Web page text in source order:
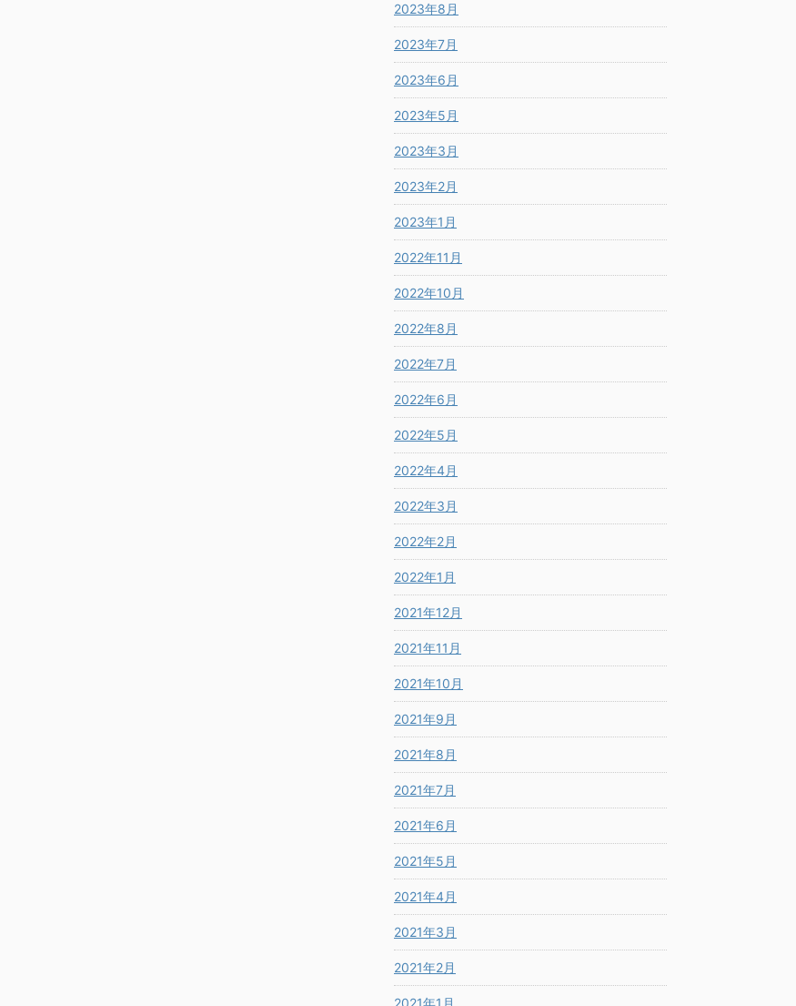
2023年8月
2023年7月
2023年6月
2023年5月
2023年3月
2023年2月
2023年1月
2022年11月
2022年10月
2022年8月
2022年7月
2022年6月
2022年5月
2022年4月
2022年3月
2022年2月
2022年1月
2021年12月
2021年11月
2021年10月
2021年9月
2021年8月
2021年7月
2021年6月
2021年5月
2021年4月
2021年3月
2021年2月
2021年1月